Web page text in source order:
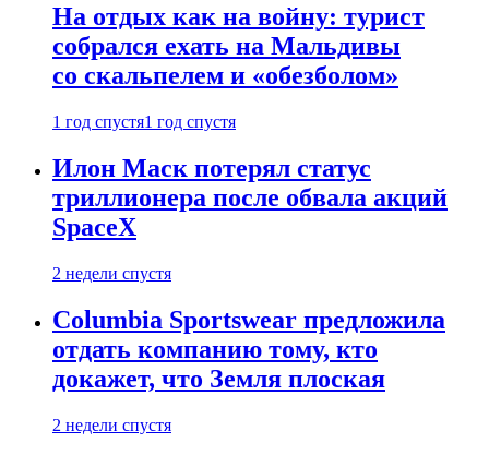
На отдых как на войну: турист
собрался ехать на Мальдивы
со скальпелем и «обезболом»
1 год спустя1 год спустя
Илон Маск потерял статус
триллионера после обвала акций
SpaceX
2 недели спустя
Columbia Sportswear предложила
отдать компанию тому, кто
докажет, что Земля плоская
2 недели спустя